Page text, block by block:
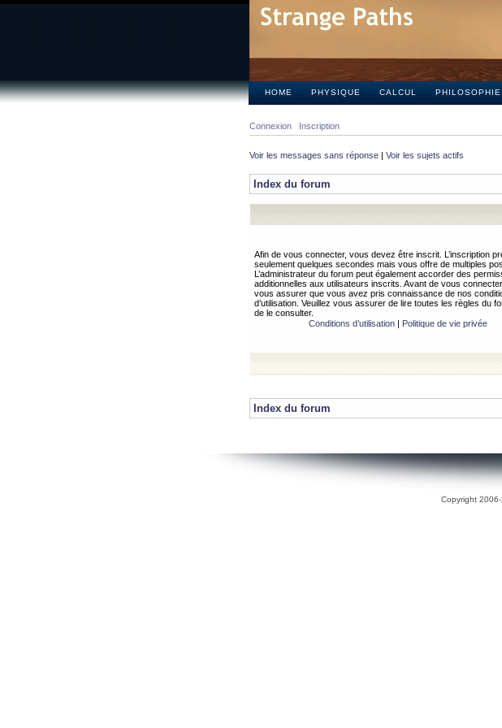
HOME PHYSIQUE CALCUL PHILOSOPHIE
Connexion Inscription
Voir les messages sans réponse | Voir les sujets actifs
Index du forum
Afin de vous connecter, vous devez être inscrit. L’inscription
seulement quelques secondes mais vous offre de multiples
L’administrateur du forum peut également accorder des
additionnelles aux utilisateurs inscrits. Avant de vous
vous assurer que vous avez pris connaissance de nos
d’utilisation. Veuillez vous assurer de lire toutes les règles du
de le consulter.
Conditions d’utilisation| Politique de vie privée
Index du forum
Copyright